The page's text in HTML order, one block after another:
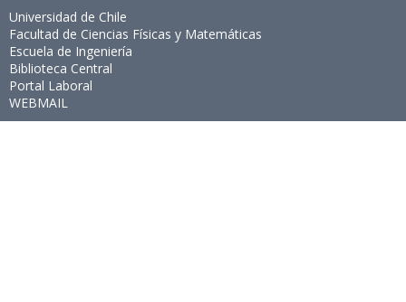
Universidad de Chile
Facultad de Ciencias Físicas y Matemáticas
Escuela de Ingeniería
Biblioteca Central
Portal Laboral
WEBMAIL